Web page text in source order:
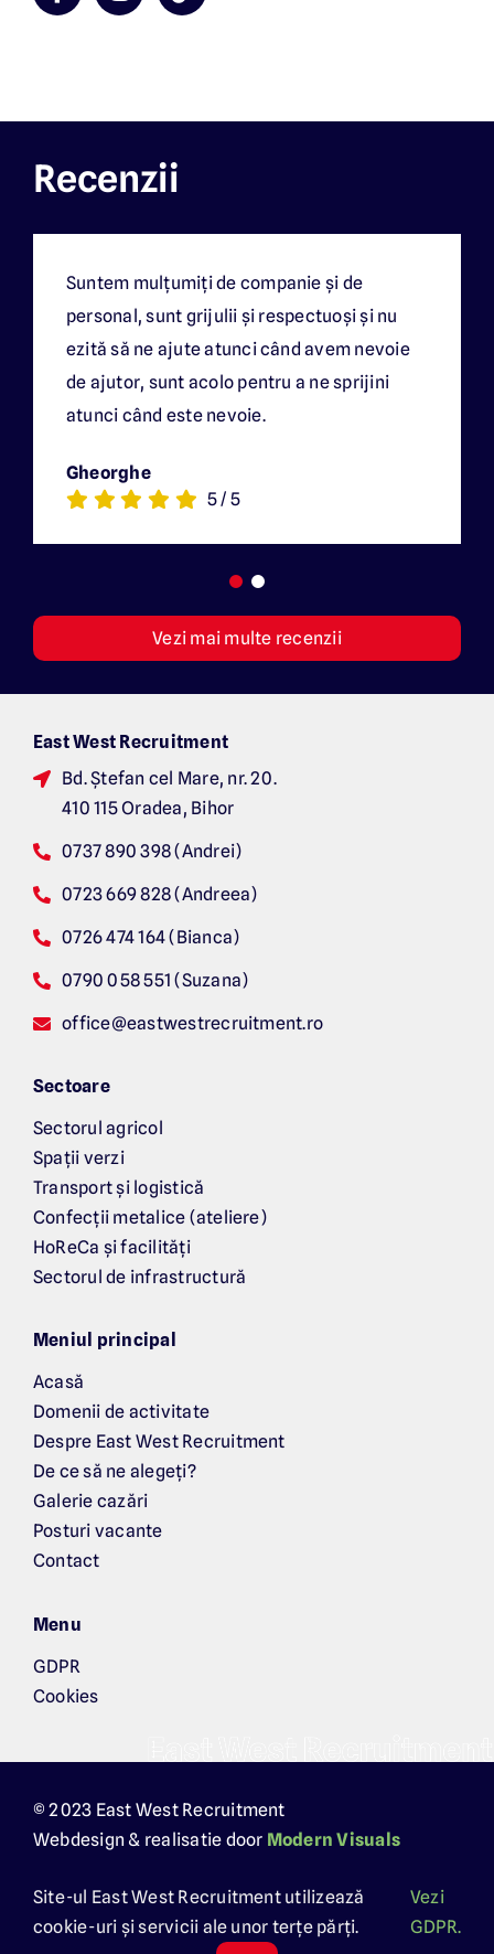
Recenzii
Suntem mulțumiți de companie și de
personal, sunt grijulii și respectuoși și nu
ezită să ne ajute atunci când avem nevoie
de ajutor, sunt acolo pentru a ne sprijini
atunci când este nevoie.
Gheorghe
5/ 5
Vezi mai multe recenzii
East West Recruitment
Bd. Ștefan cel Mare, nr. 20.
410 115 Oradea, Bihor
0737 890 398 (Andrei)
0723 669 828 (Andreea)
0726 474 164 (Bianca)
0790 058 551 (Suzana)
office@eastwestrecruitment.ro
Sectoare
Sectorul agricol
Spații verzi
Transport și logistică
Confecții metalice (ateliere)
HoReCa și facilități
Sectorul de infrastructură
Meniul principal
Acasă
Domenii de activitate
Despre East West Recruitment
De ce să ne alegeți?
Galerie cazări
Posturi vacante
Contact
Menu
GDPR
Cookies
© 2023 East West Recruitment
Webdesign & realisatie door Modern Visuals
Site-ul East West Recruitment utilizează
cookie-uri și servicii ale unor terțe părți.
Vezi
GDPR.